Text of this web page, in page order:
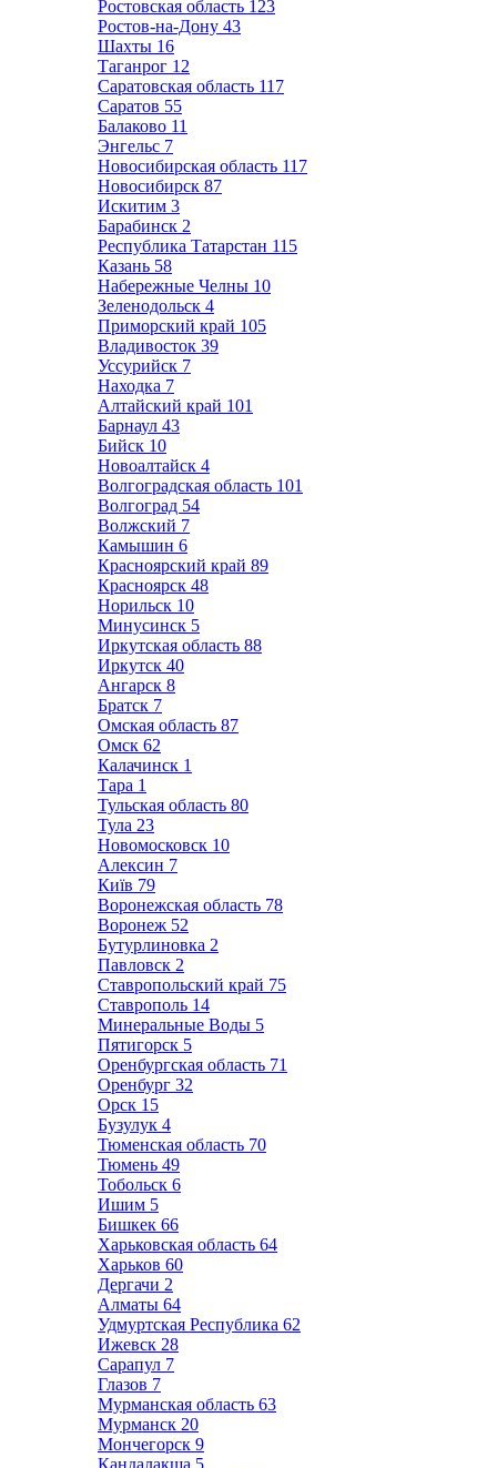
Ростовская область 123
Ростов-на-Дону 43
Шахты 16
Таганрог 12
Саратовская область 117
Саратов 55
Балаково 11
Энгельс 7
Новосибирская область 117
Новосибирск 87
Искитим 3
Барабинск 2
Республика Татарстан 115
Казань 58
Набережные Челны 10
Зеленодольск 4
Приморский край 105
Владивосток 39
Уссурийск 7
Находка 7
Алтайский край 101
Барнаул 43
Бийск 10
Новоалтайск 4
Волгоградская область 101
Волгоград 54
Волжский 7
Камышин 6
Красноярский край 89
Красноярск 48
Норильск 10
Минусинск 5
Иркутская область 88
Иркутск 40
Ангарск 8
Братск 7
Омская область 87
Омск 62
Калачинск 1
Тара 1
Тульская область 80
Тула 23
Новомосковск 10
Алексин 7
Київ 79
Воронежская область 78
Воронеж 52
Бутурлиновка 2
Павловск 2
Ставропольский край 75
Ставрополь 14
Минеральные Воды 5
Пятигорск 5
Оренбургская область 71
Оренбург 32
Орск 15
Бузулук 4
Тюменская область 70
Тюмень 49
Тобольск 6
Ишим 5
Бишкек 66
Харьковская область 64
Харьков 60
Дергачи 2
Алматы 64
Удмуртская Республика 62
Ижевск 28
Сарапул 7
Глазов 7
Мурманская область 63
Мурманск 20
Мончегорск 9
Кандалакша 5